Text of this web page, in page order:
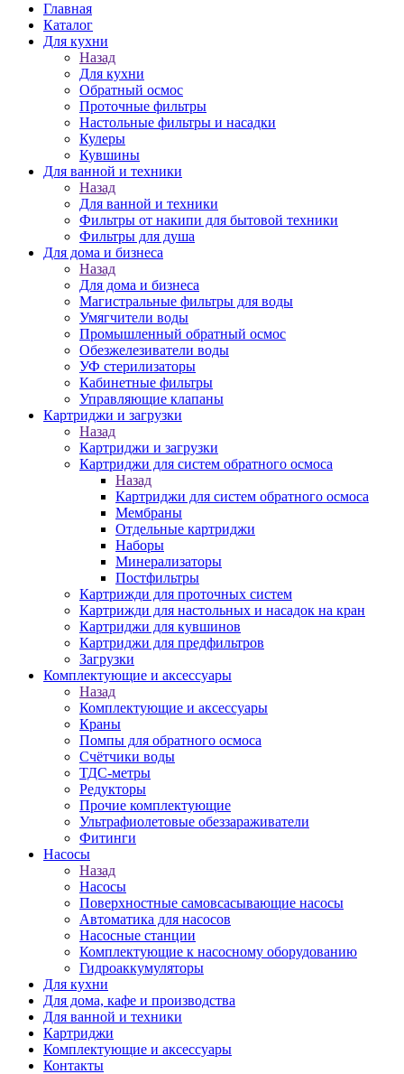
Главная
Каталог
Для кухни
Назад
Для кухни
Обратный осмос
Проточные фильтры
Настольные фильтры и насадки
Кулеры
Кувшины
Для ванной и техники
Назад
Для ванной и техники
Фильтры от накипи для бытовой техники
Фильтры для душа
Для дома и бизнеса
Назад
Для дома и бизнеса
Магистральные фильтры для воды
Умягчители воды
Промышленный обратный осмос
Обезжелезиватели воды
УФ стерилизаторы
Кабинетные фильтры
Управляющие клапаны
Картриджи и загрузки
Назад
Картриджи и загрузки
Картриджи для систем обратного осмоса
Назад
Картриджи для систем обратного осмоса
Мембраны
Отдельные картриджи
Наборы
Минерализаторы
Постфильтры
Картрижди для проточных систем
Картрижди для настольных и насадок на кран
Картриджи для кувшинов
Картриджи для предфильтров
Загрузки
Комплектующие и аксессуары
Назад
Комплектующие и аксессуары
Краны
Помпы для обратного осмоса
Счётчики воды
ТДС-метры
Редукторы
Прочие комплектующие
Ультрафиолетовые обеззараживатели
Фитинги
Насосы
Назад
Насосы
Поверхностные самовсасывающие насосы
Автоматика для насосов
Насосные станции
Комплектующие к насосному оборудованию
Гидроаккумуляторы
Для кухни
Для дома, кафе и производства
Для ванной и техники
Картриджи
Комплектующие и аксессуары
Контакты